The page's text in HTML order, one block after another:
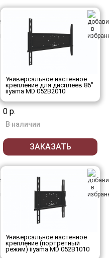
Универсальное настенное
крепление для дисплеев 86"
iiyama MD 052B2010
0 р.
В наличии
ЗАКАЗАТЬ
Универсальное настенное
крепление (портретный
режим) iiyama MD 052B1010